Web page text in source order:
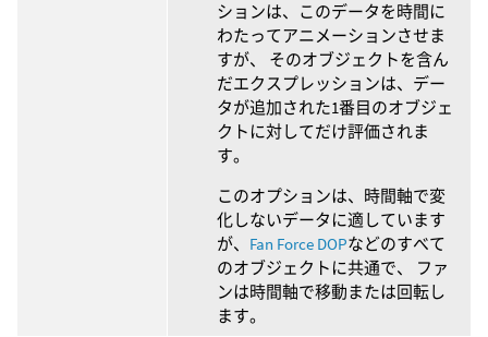
ションは、このデータを時間に
わたってアニメーションさせま
すが、 そのオブジェクトを含ん
だエクスプレッションは、デー
タが追加された1番目のオブジェ
クトに対してだけ評価されま
す。
このオプションは、時間軸で変
化しないデータに適しています
が、 Fan Force DOPなどのすべて
のオブジェクトに共通で、 ファ
ンは時間軸で移動または回転し
ます。